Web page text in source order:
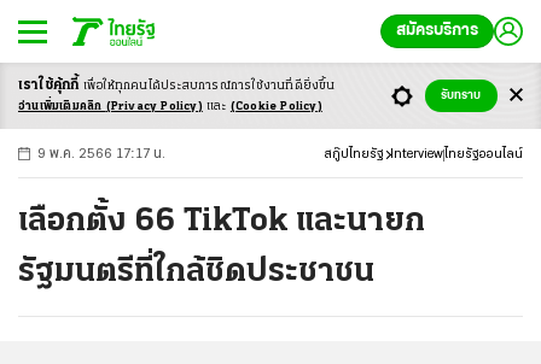
สมัครบริการ
-ก ก ก+
9 พ.ค. 2566 17:17 น. สกู๊ปไทยรัฐ Interviewไทยรัฐออนไลน์
เลือกตั้ง 66 TikTok และนายก
รัฐมนตรีที่ใกล้ชิดประชาชน
เราใช้คุ้กกี้ เพื่อให้ทุกคนได้ประสบการณ์การใช้งานที่ดียิ่งขึ้น
อ่านเพิ่มเติมคลิก (Privacy Policy) และ (Cookie Policy)
รับทราบ